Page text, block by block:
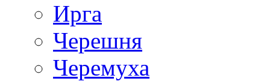
Ирга
Черешня
Черемуха